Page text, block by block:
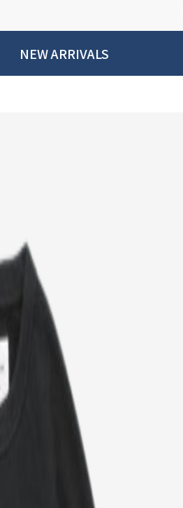
NEW ARRIVALS